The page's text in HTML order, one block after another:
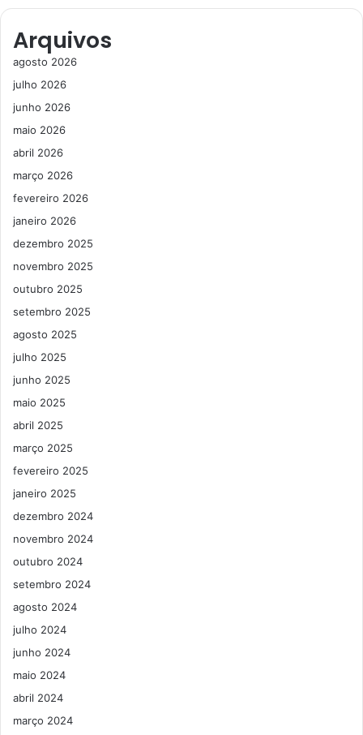
Arquivos
agosto 2026
julho 2026
junho 2026
maio 2026
abril 2026
março 2026
fevereiro 2026
janeiro 2026
dezembro 2025
novembro 2025
outubro 2025
setembro 2025
agosto 2025
julho 2025
junho 2025
maio 2025
abril 2025
março 2025
fevereiro 2025
janeiro 2025
dezembro 2024
novembro 2024
outubro 2024
setembro 2024
agosto 2024
julho 2024
junho 2024
maio 2024
abril 2024
março 2024